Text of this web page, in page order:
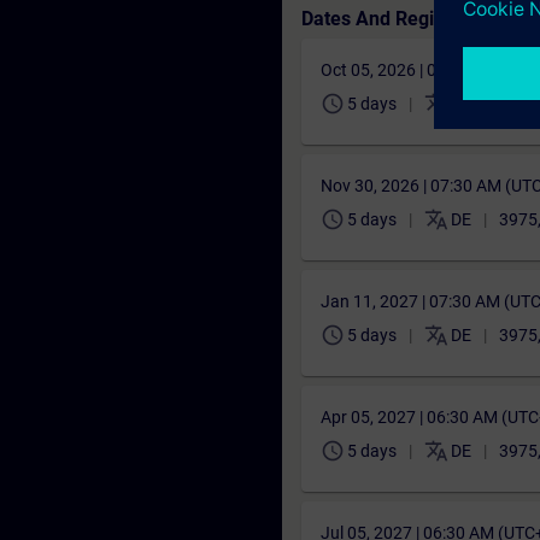
Dates And Registration
Oct 05, 2026 | 06:30 AM
schedule 5 days translate DE
Nov 30, 2026 | 07:30 AM
schedule 5 days translate DE
Jan 11, 2027 | 07:30 AM
schedule 5 days translate DE
Apr 05, 2027 | 06:30 AM
schedule 5 days translate DE
Jul 05, 2027 | 06:30 AM